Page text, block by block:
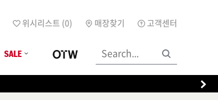
위시리스트 (0) 매장찾기 고객센터
SALE